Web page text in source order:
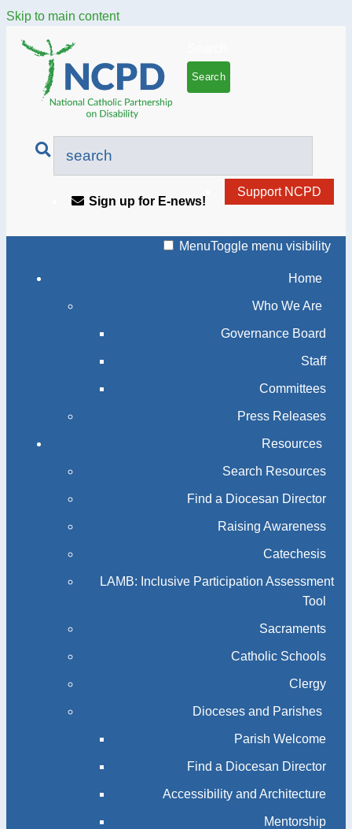
Skip to main content
Support NCPD
Sign up for E-news!
MenuToggle menu visibility
Home
Who We Are
Governance Board
Staff
Committees
Press Releases
Resources
Search Resources
Find a Diocesan Director
Raising Awareness
Catechesis
LAMB: Inclusive Participation Assessment
Tool
Sacraments
Catholic Schools
Clergy
Dioceses and Parishes
Parish Welcome
Find a Diocesan Director
Accessibility and Architecture
Mentorship